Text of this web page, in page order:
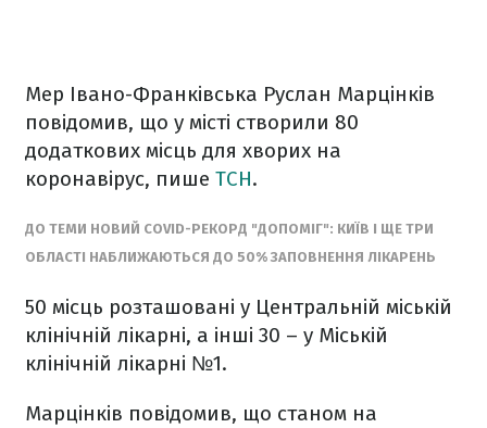
Мер Івано-Франківська Руслан Марцінків
повідомив, що у місті створили 80
додаткових місць для хворих на
коронавірус, пише ТСН.
ДО ТЕМИ НОВИЙ COVID-РЕКОРД "ДОПОМІГ": КИЇВ І ЩЕ ТРИ
ОБЛАСТІ НАБЛИЖАЮТЬСЯ ДО 50% ЗАПОВНЕННЯ ЛІКАРЕНЬ
50 місць розташовані у Центральній міській
клінічній лікарні, а інші 30 – у Міській
клінічній лікарні №1.
Марцінків повідомив, що станом на